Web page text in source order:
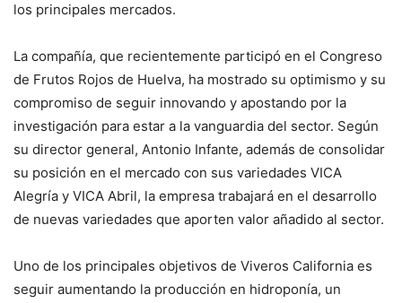
los principales mercados.
La compañía, que recientemente participó en el Congreso
de Frutos Rojos de Huelva, ha mostrado su optimismo y su
compromiso de seguir innovando y apostando por la
investigación para estar a la vanguardia del sector. Según
su director general, Antonio Infante, además de consolidar
su posición en el mercado con sus variedades VICA
Alegría y VICA Abril, la empresa trabajará en el desarrollo
de nuevas variedades que aporten valor añadido al sector.
Uno de los principales objetivos de Viveros California es
seguir aumentando la producción en hidroponía, un